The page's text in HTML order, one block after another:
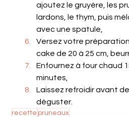
ajoutez le gruyère, les
lardons, le thym, puis
avec une spatule,
Versez votre
cake de 20 à 25 cm,
Enfournez à four chaud
minutes,
Laissez refroidir avant
déguster.
recette pruneaux